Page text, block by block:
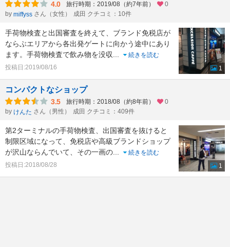
4.0 旅行時期：2019/08（約7年前）
0
by miffyss さん（女性） 成田 クチコミ：10件
手荷物検査と出国審査を終えて、ブランド免税店が
ならぶエリアから各出発ゲートに向かう途中にあり
ます。手荷物検査で飲み物を没収...
続きを読む
投稿日:2019/08/16
1
コンパクトなショップ
3.5 旅行時期：2018/08（約8年前）
0
by けんた さん（男性） 成田 クチコミ：409件
第2ターミナルの手荷物検査、出国審査を抜けると
制限区域になって、免税店や高級ブランドショップ
が沢山ならんでいて、その一画の...
続きを読む
投稿日:2018/08/28
1